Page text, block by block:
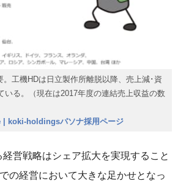
。工機HDは日立製作所離脱以降、売上減･資
いる。（現在は2017年度の連結売上収益の数
koki-holdingsパソナ採用ページ
営戦略はシェア拡大を実現すること
の経営において大きな足かせとなっ